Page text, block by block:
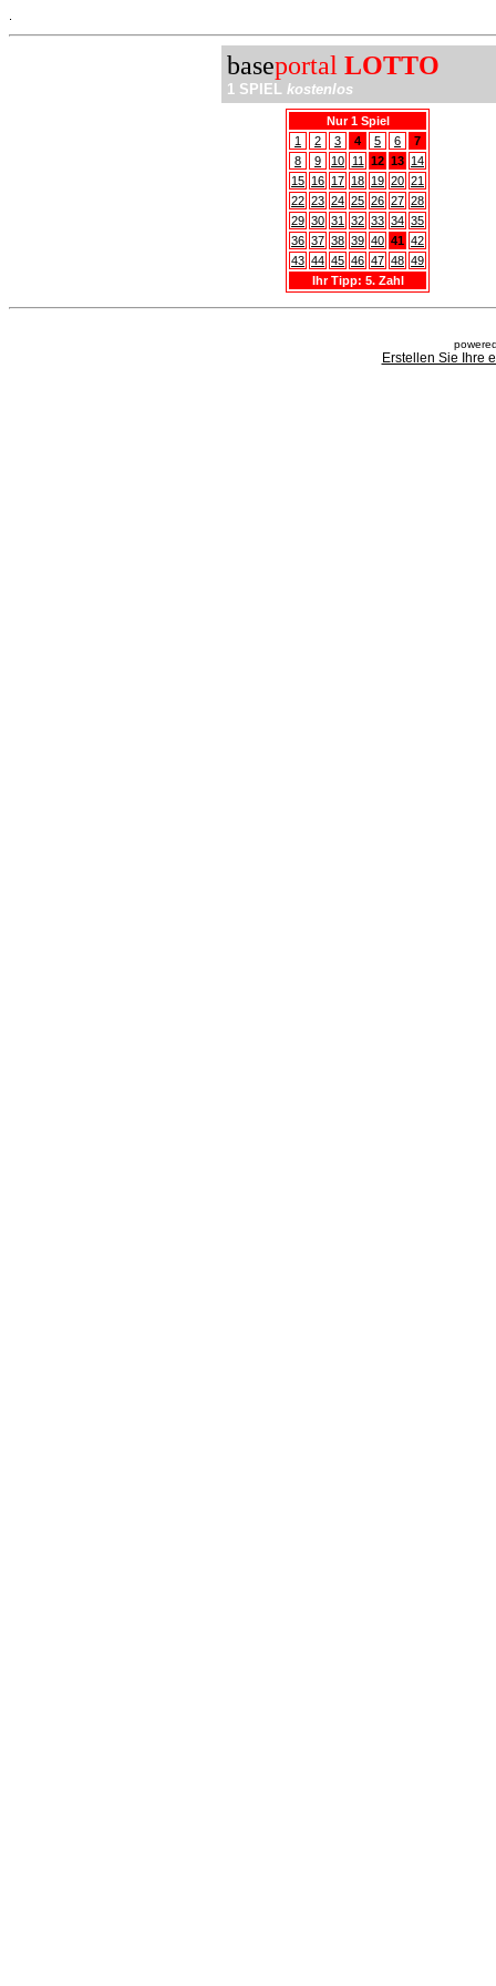
baseportal LOTTO
1 SPIEL kostenlos
Nur 1 Spiel
1
2 3 4 5 6
7
8
9 10 11 12 13 14
15 16 17 18 19 20 21
22 23 24 25 26 27 28
29 30 31 32 33 34 35
36 37 38 39 40 41 42
43 44 45 46 47 48 49
Ihr Tipp: 5. Zahl
Erstellen Sie Ihre